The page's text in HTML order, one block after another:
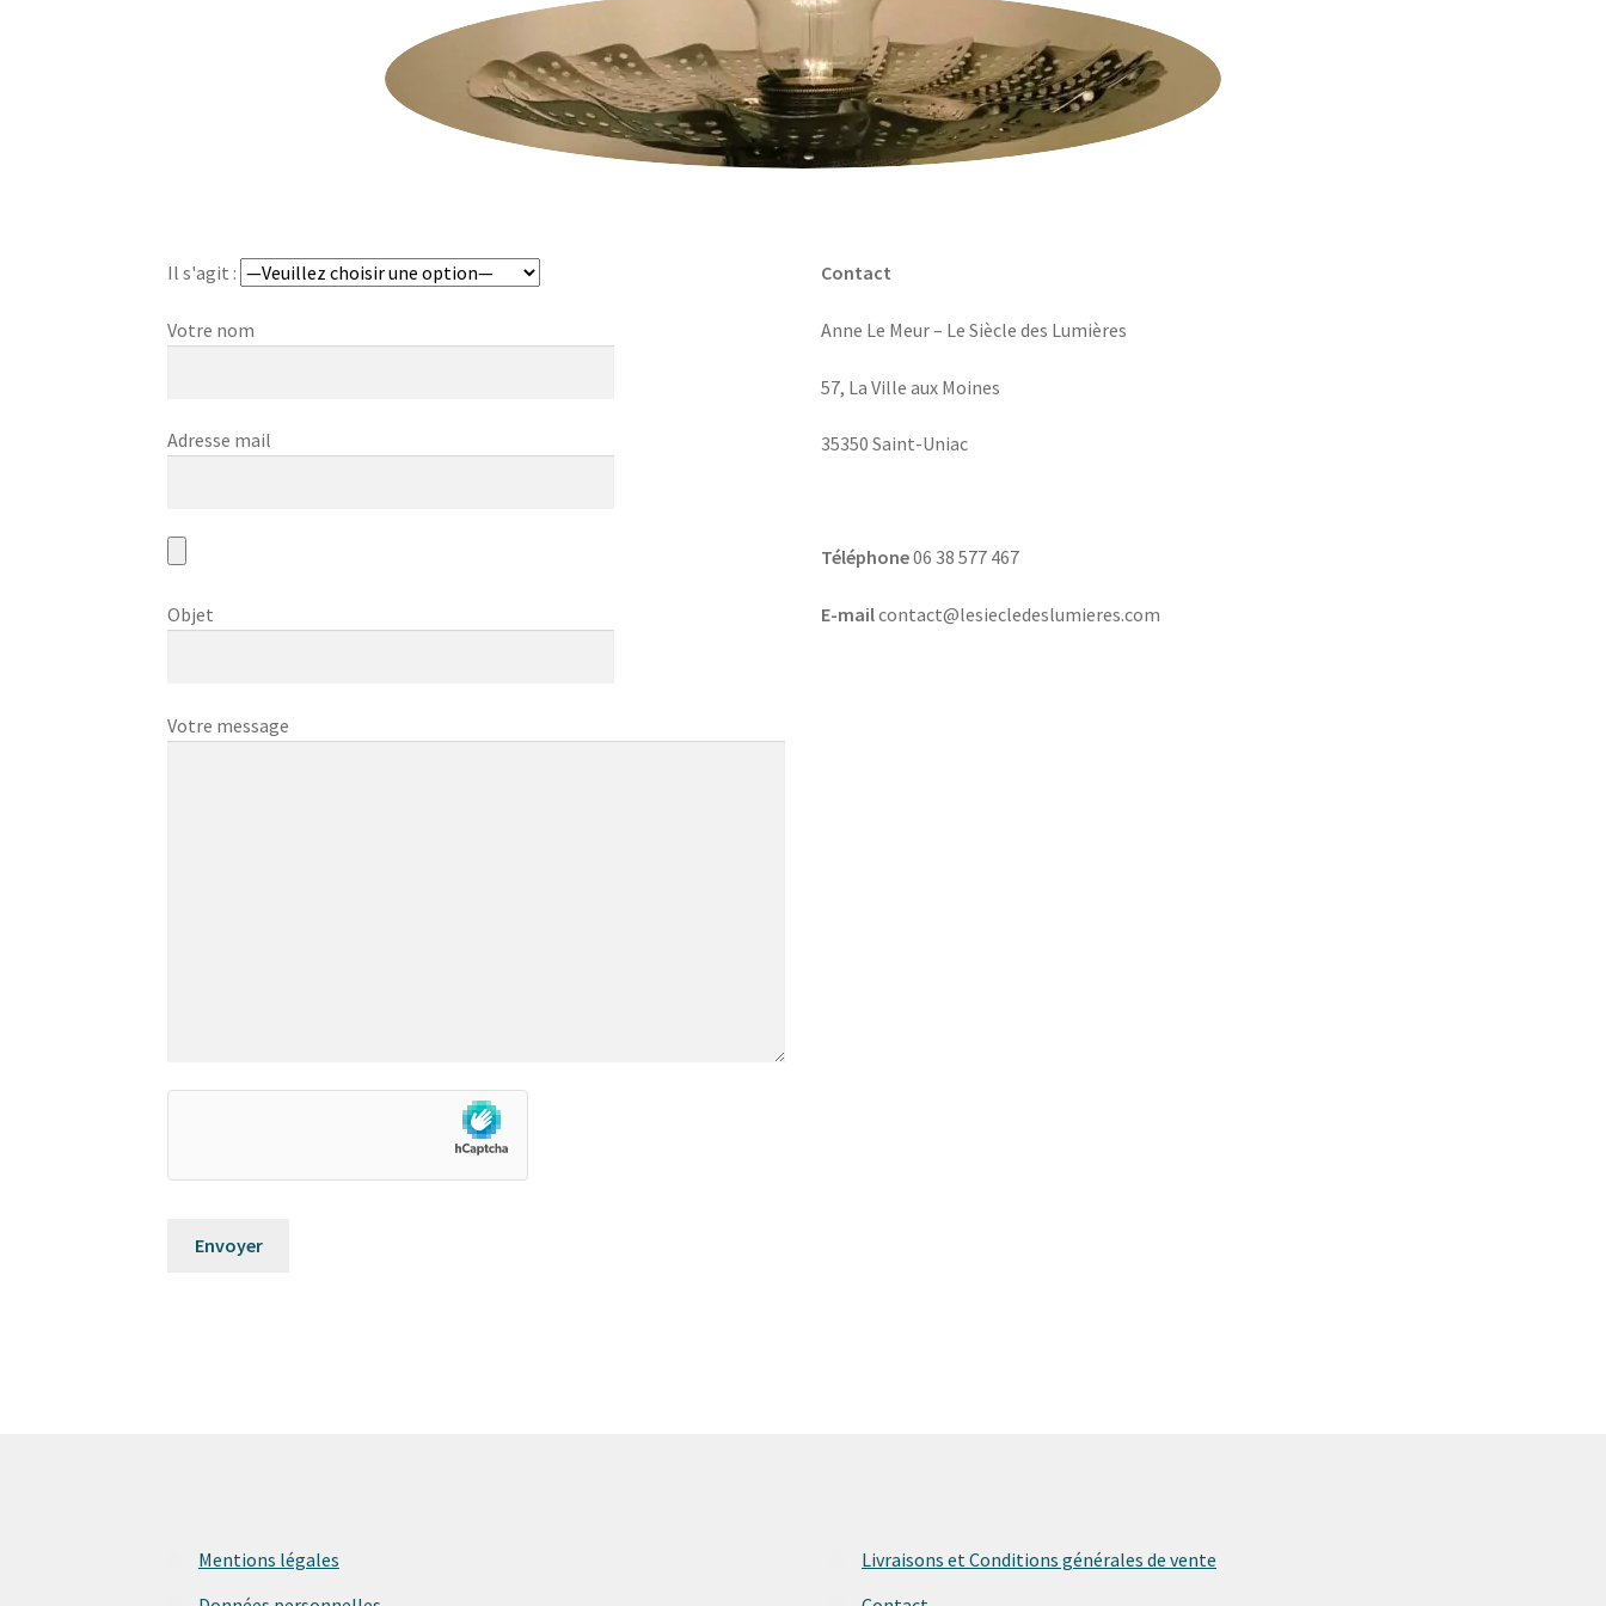
Il s'agit :
Votre nom
Adresse mail
Objet
Votre message
Contact
Anne Le Meur – Le Siècle des Lumières
57, La Ville aux Moines
35350 Saint-Uniac
Téléphone06 38 577 467
E-mailcontact@lesiecledeslumieres.com
Mentions légales
Livraisons et Conditions générales de vente